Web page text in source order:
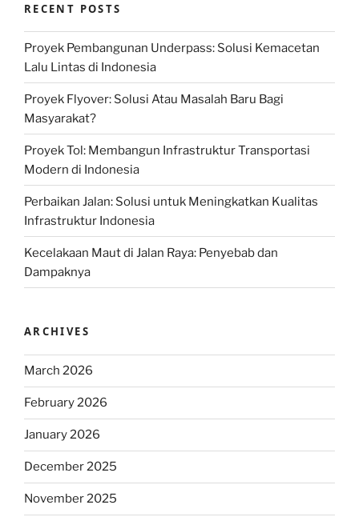
RECENT POSTS
Proyek Pembangunan Underpass: Solusi Kemacetan
Lalu Lintas di Indonesia
Proyek Flyover: Solusi Atau Masalah Baru Bagi
Masyarakat?
Proyek Tol: Membangun Infrastruktur Transportasi
Modern di Indonesia
Perbaikan Jalan: Solusi untuk Meningkatkan Kualitas
Infrastruktur Indonesia
Kecelakaan Maut di Jalan Raya: Penyebab dan
Dampaknya
ARCHIVES
March 2026
February 2026
January 2026
December 2025
November 2025